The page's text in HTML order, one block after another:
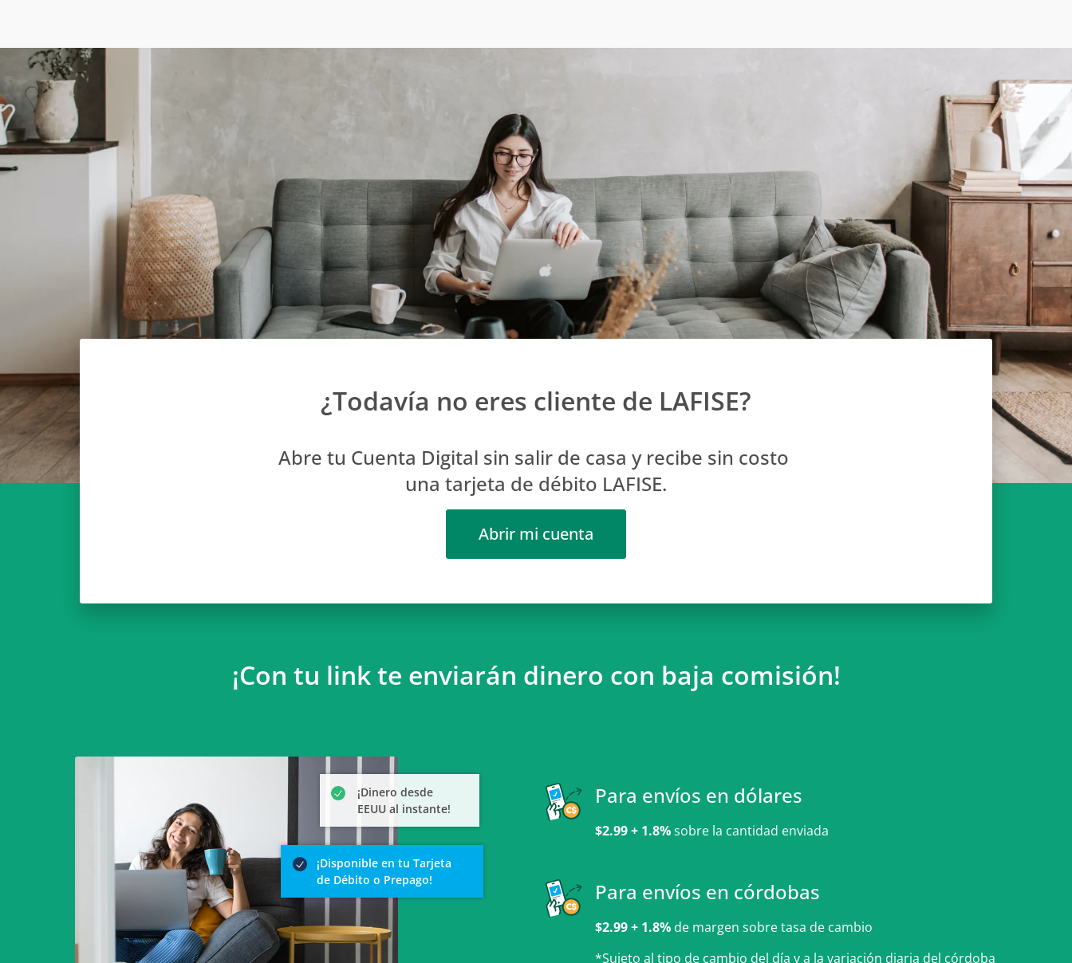
¿Todavía no eres cliente de LAFISE?
Abre tu Cuenta Digital sin salir de casa y recibe sin costo
una tarjeta de débito LAFISE.
Abrir mi cuenta
¡Con tu link te enviarán dinero con baja comisión!
Para envíos en dólares
$2.99 + 1.8%sobre la cantidad enviada
Para envíos en córdobas
$2.99 + 1.8% de margen sobre tasa de cambio
*Sujeto al tipo de cambio del día y a la variación diaria del córdoba